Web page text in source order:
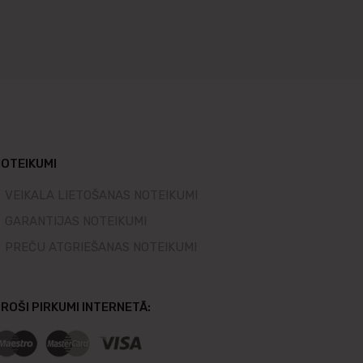
PIRKUMI INTERNETĀ: